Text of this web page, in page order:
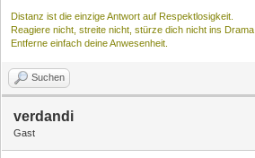
Distanz ist die einzige Antwort auf Respektlosigkeit.
Reagiere nicht, streite nicht, stürze dich nicht ins Drama.
Entferne einfach deine Anwesenheit.
Suchen
verdandi
Gast